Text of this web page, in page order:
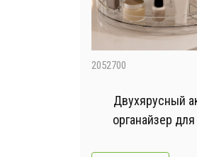
2052700
Двухярусный
органайзер